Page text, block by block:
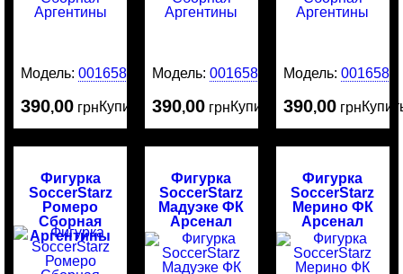
Модель:0016587
390,00 грнКупить
Модель:0016586
390,00 грнКупить
Модель: 0016584
390,00 грн
Фигурка
SoccerStarz
Ромеро
Сборная
Аргентины
Фигурка
SoccerStarz
Мадуэке ФК
Арсенал
Фигурка
SoccerStarz
Мерино ФК
Арсенал